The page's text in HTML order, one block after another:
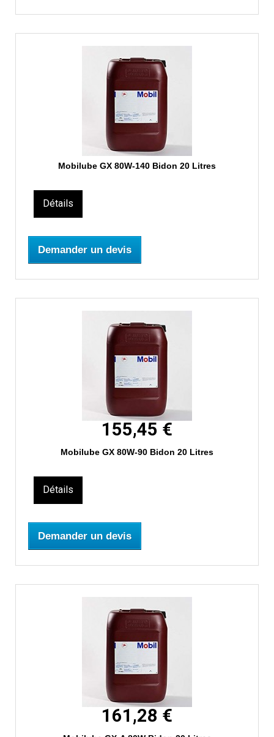
Mobilube GX 80W-140 Bidon 20 Litres
Détails
Demander un devis
155,45 €
Mobilube GX 80W-90 Bidon 20 Litres
Détails
Demander un devis
161,28 €